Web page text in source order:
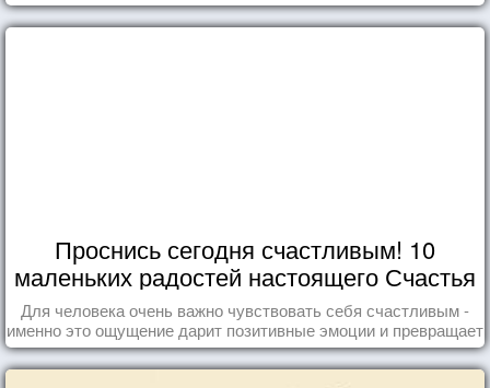
Проснись сегодня счастливым! 10
маленьких радостей настоящего Счастья
Для человека очень важно чувствовать себя счастливым -
именно это ощущение дарит позитивные эмоции и превращает
каждый день в маленький праздник.